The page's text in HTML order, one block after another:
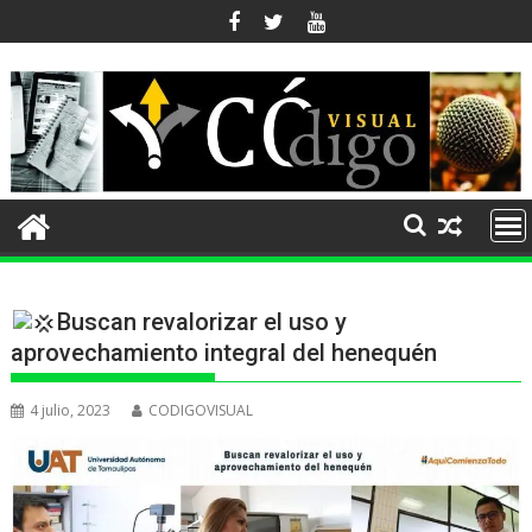
al
contenido
Buscan revalorizar el uso y
aprovechamiento integral del henequén
4 julio, 2023 CODIGOVISUAL